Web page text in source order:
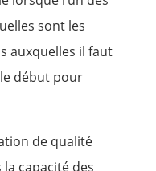
sont les
auxquelles il faut
début pour
de qualité
capacité des